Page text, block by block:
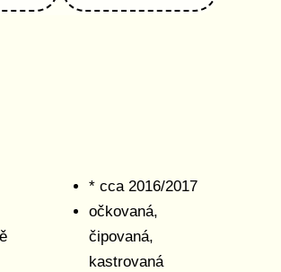
* cca 2016/2017
očkovaná,
čipovaná,
kastrovaná